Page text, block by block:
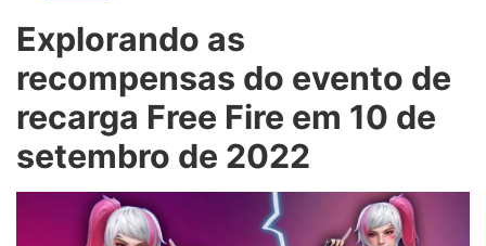
Explorando as
recompensas do evento de
recarga Free Fire em 10 de
setembro de 2022